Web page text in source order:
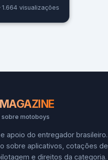
1.664 visualizações
sobre motoboys
apoio do entregador brasileiro.
sobre aplicativos, cotações de
e direitos da categoria.